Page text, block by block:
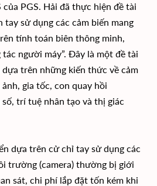
PGS. Hải đã thực hiện đề tài
tay sử dụng các cảm biến mang
tính toán biên thông minh,
người máy”. Đây là một đề tài
trên những kiến thức về cảm
gia tốc, con quay hồi
trí tuệ nhân tạo và thị giác
dựa trên cử chỉ tay sử dụng các
trường (camera) thường bị giới
sát, chi phí lắp đặt tốn kém khi